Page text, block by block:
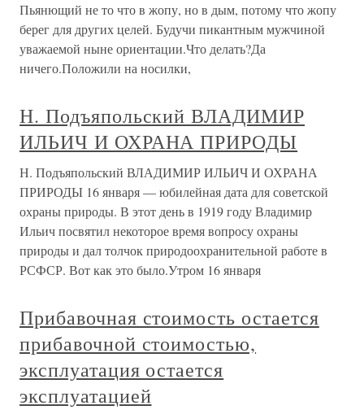
Пьянющий не то что в жопу, но в дым, потому что жопу
берег для других целей. Будучи пикантным мужчиной
уважаемой ныне ориентации.Что делать?Да
ничего.Положили на носилки,
Н. Подъяпольский ВЛАДИМИР
ИЛЬИЧ И ОХРАНА ПРИРОДЫ
Н. Подъяпольский ВЛАДИМИР ИЛЬИЧ И ОХРАНА
ПРИРОДЫ 16 января — юбилейная дата для советской
охраны природы. В этот день в 1919 году Владимир
Ильич посвятил некоторое время вопросу охраны
природы и дал толчок природоохранительной работе в
РСФСР. Вот как это было.Утром 16 января
Прибавочная стоимость остается
прибавочной стоимостью,
эксплуатация остается
эксплуатацией